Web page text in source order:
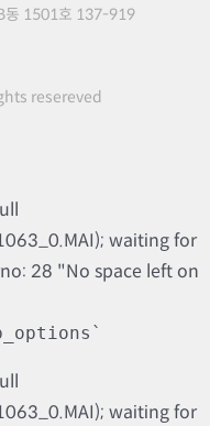
동 1501호 137-919
resereved
waiting for
28 "No space left on
waiting for